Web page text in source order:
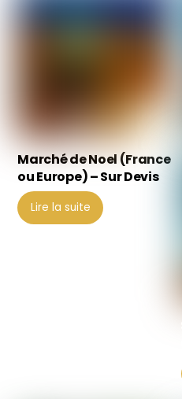
Marché de Noel (France
ou Europe) – Sur Devis
Lire la suite